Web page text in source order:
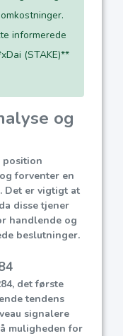
informerede
(STAKE)**
og
position
forventer en
Det er vigtigt at
disse tjener
handlende og
beslutninger.
det første
tendens
signalere
muligheden for